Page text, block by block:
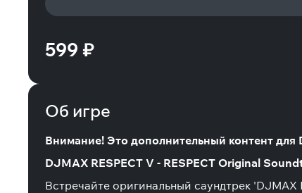
599 ₽
Об игре
Внимание! Это дополнительный контент
DJMAX RESPECT V - RESPECT Original
Встречайте оригинальный саундтрек 'DJMAX